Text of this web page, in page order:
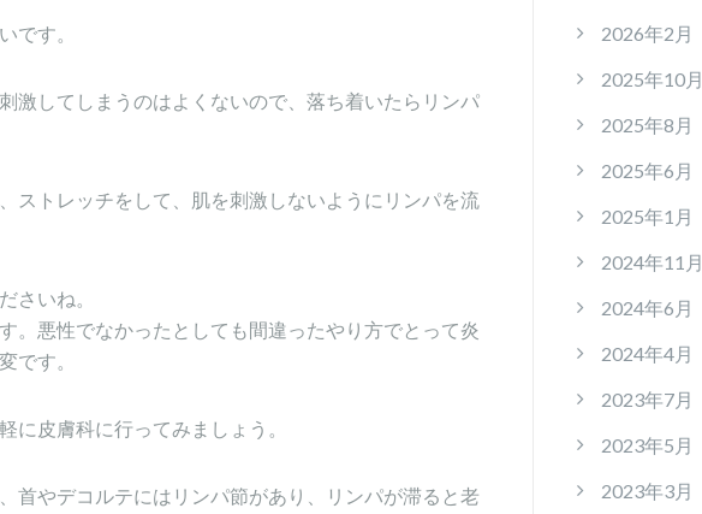
です。
激してしまうのはよくないので、落ち着いたらリンパ
ストレッチをして、肌を刺激しないようにリンパを流
さいね。
。悪性でなかったとしても間違ったやり方でとって炎
です。
に皮膚科に行ってみましょう。
首やデコルテにはリンパ節があり、リンパが滞ると老
2026年2月
2025年10月
2025年8月
2025年6月
2025年1月
2024年11月
2024年6月
2024年4月
2023年7月
2023年5月
2023年3月